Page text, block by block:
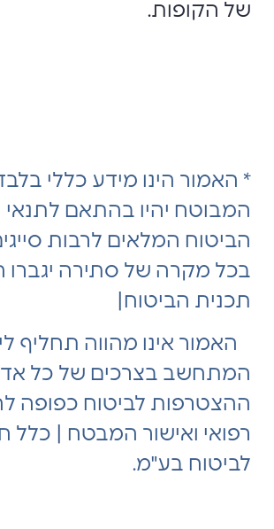
של הקופות.
* האמור הינו מידע כללי בלבד
המבוטח יהיו בהתאם לתנאי
הביטוח המלאים לרבות
בכל מקרה של סתירה יגברו
תכנית הביטוח|
האמור אינו מהווה תחליף
המתחשב בצרכים של כל
ההצטרפות לביטוח כפופה
רפואי ואישור המבטח | כלל
לביטוח בע"מ.